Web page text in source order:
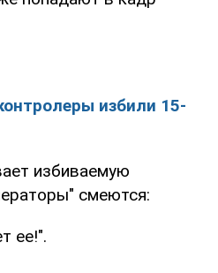
избили 15-
избиваемую
смеются:
ее!".